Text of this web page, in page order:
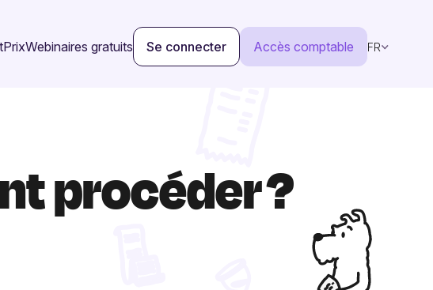
PrixWebinaires gratuits Se connecter Accès comptable FR
procéder ?